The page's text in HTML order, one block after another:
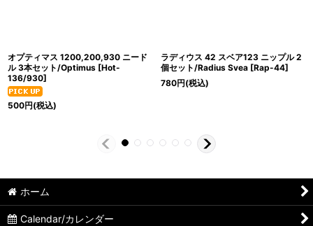
オプティマス 1200,200,930 ニード
ル 3本セット/Optimus [Hot-
136/930]
500円(税込)
ラディウス 42 スベア123 ニップル 2
個セット/Radius Svea [Rap-44]
780円(税込)
ホーム
Calendar/カレンダー